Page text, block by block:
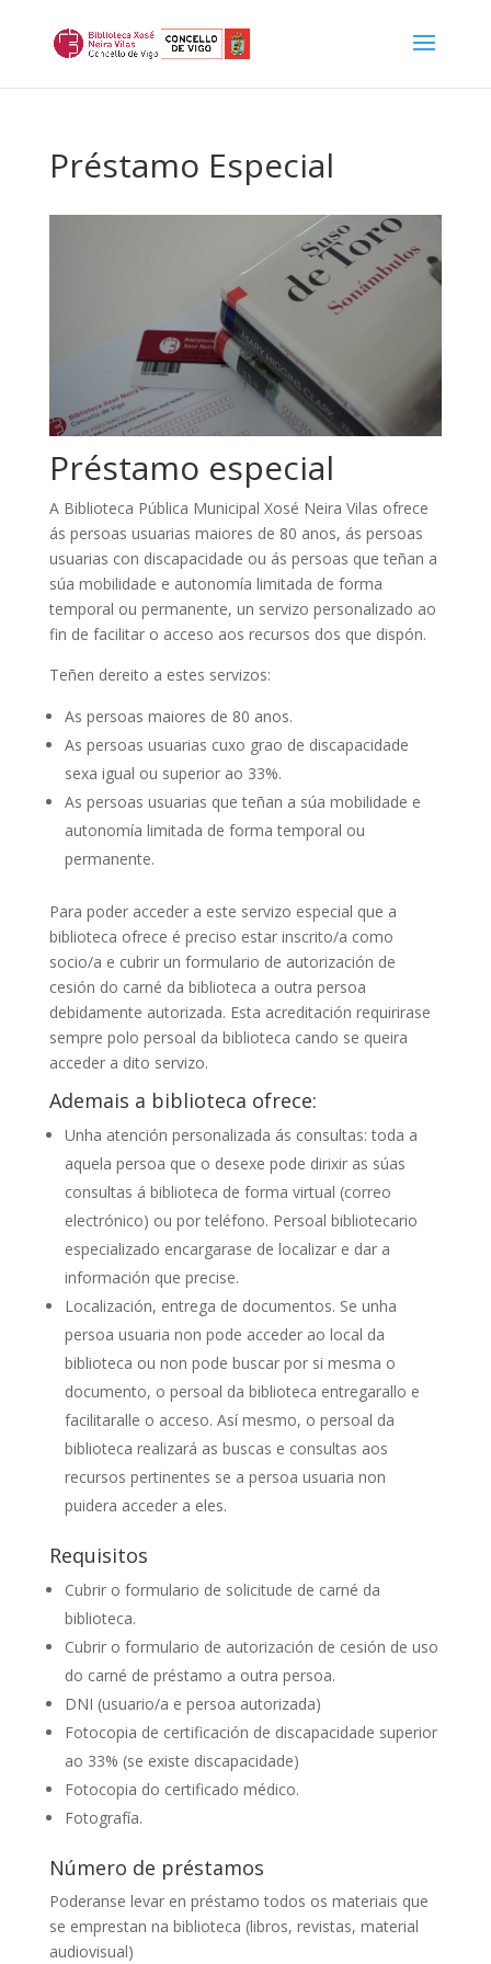
Préstamo Especial
Préstamo especial
A Biblioteca Pública Municipal Xosé Neira Vilas ofrece
ás persoas usuarias maiores de 80 anos, ás persoas
usuarias con discapacidade ou ás persoas que teñan a
súa mobilidade e autonomía limitada de forma
temporal ou permanente, un servizo personalizado ao
fin de facilitar o acceso aos recursos dos que dispón.
Teñen dereito a estes servizos:
As persoas maiores de 80 anos.
As persoas usuarias cuxo grao de discapacidade
sexa igual ou superior ao 33%.
As persoas usuarias que teñan a súa mobilidade e
autonomía limitada de forma temporal ou
permanente.
Para poder acceder a este servizo especial que a
biblioteca ofrece é preciso estar inscrito/a como
socio/a e cubrir un formulario de autorización de
cesión do carné da biblioteca a outra persoa
debidamente autorizada. Esta acreditación requirirase
sempre polo persoal da biblioteca cando se queira
acceder a dito servizo.
Ademais a biblioteca ofrece:
Unha atención personalizada ás consultas: toda a
aquela persoa que o desexe pode dirixir as súas
consultas á biblioteca de forma virtual (correo
electrónico) ou por teléfono. Persoal bibliotecario
especializado encargarase de localizar e dar a
información que precise.
Localización, entrega de documentos. Se unha
persoa usuaria non pode acceder ao local da
biblioteca ou non pode buscar por si mesma o
documento, o persoal da biblioteca entregarallo e
facilitaralle o acceso. Así mesmo, o persoal da
biblioteca realizará as buscas e consultas aos
recursos pertinentes se a persoa usuaria non
puidera acceder a eles.
Requisitos
Cubrir o formulario de solicitude de carné da
biblioteca.
Cubrir o formulario de autorización de cesión de uso
do carné de préstamo a outra persoa.
DNI (usuario/a e persoa autorizada)
Fotocopia de certificación de discapacidade superior
ao 33% (se existe discapacidade)
Fotocopia do certificado médico.
Fotografía.
Número de préstamos
Poderanse levar en préstamo todos os materiais que
se emprestan na biblioteca (libros, revistas, material
audiovisual)